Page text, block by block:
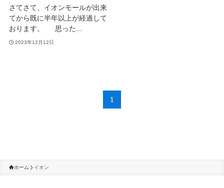
さてさて、イオンモールが出来
てから既に半年以上が経過して
おります。 思った...
2023年12月12日
1
ホーム イオン